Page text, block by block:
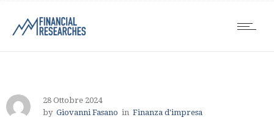
28 Ottobre 2024
by Giovanni Fasano in Finanza d'impresa